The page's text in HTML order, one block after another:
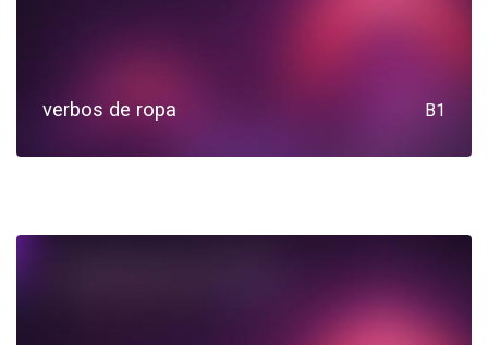
verbos de ropa B1